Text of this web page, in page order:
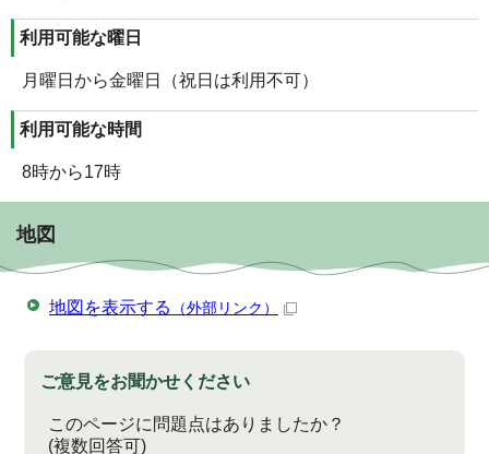
利用可能な曜日
月曜日から金曜日（祝日は利用不可）
利用可能な時間
8時から17時
地図
地図を表示する （外部リンク）
ご意見をお聞かせください
このページに問題点はありましたか？
(複数回答可)